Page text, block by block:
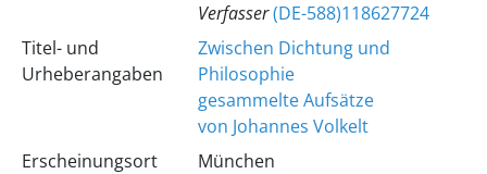
Verfasser(DE-588)118627724
Titel- und
Urheberangaben
Zwischen Dichtung und
Philosophie
gesammelte Aufsätze
von Johannes Volkelt
Erscheinungsort
München